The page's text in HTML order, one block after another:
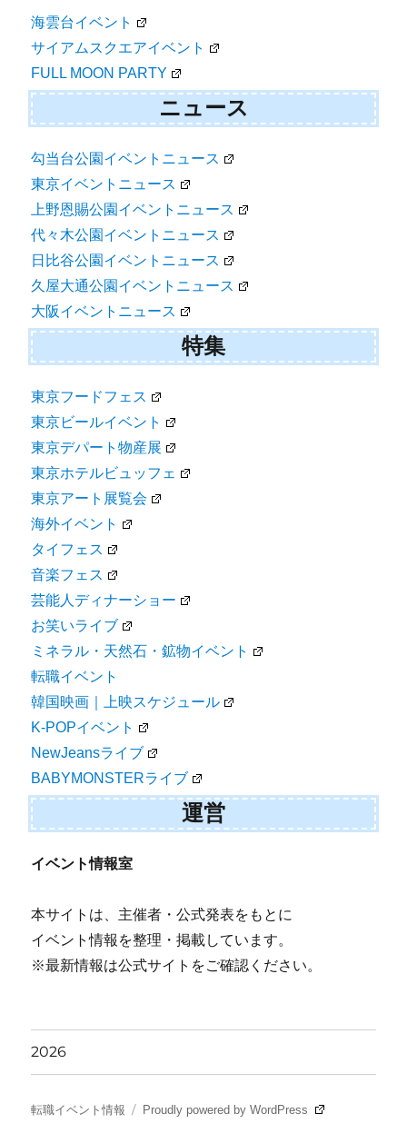
海雲台イベント
サイアムスクエアイベント
FULL MOON PARTY
ニュース
勾当台公園イベントニュース
東京イベントニュース
上野恩賜公園イベントニュース
代々木公園イベントニュース
日比谷公園イベントニュース
久屋大通公園イベントニュース
大阪イベントニュース
特集
東京フードフェス
東京ビールイベント
東京デパート物産展
東京ホテルビュッフェ
東京アート展覧会
海外イベント
タイフェス
音楽フェス
芸能人ディナーショー
お笑いライブ
ミネラル・天然石・鉱物イベント
転職イベント
韓国映画｜上映スケジュール
K-POPイベント
NewJeansライブ
BABYMONSTERライブ
運営
イベント情報室
本サイトは、主催者・公式発表をもとに
イベント情報を整理・掲載しています。
※最新情報は公式サイトをご確認ください。
2026
転職イベント情報 Proudly powered by WordPress